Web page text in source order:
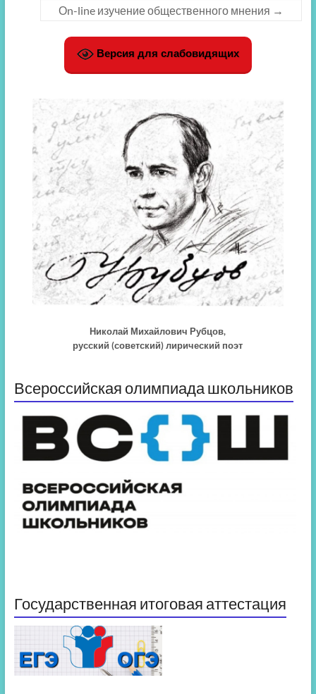
Оn-line изучение общественного мнения →
Версия для слабовидящих
Николай Михайлович Рубцов,
русский (советский) лирический поэт
Всероссийская олимпиада школьников
Государственная итоговая аттестация